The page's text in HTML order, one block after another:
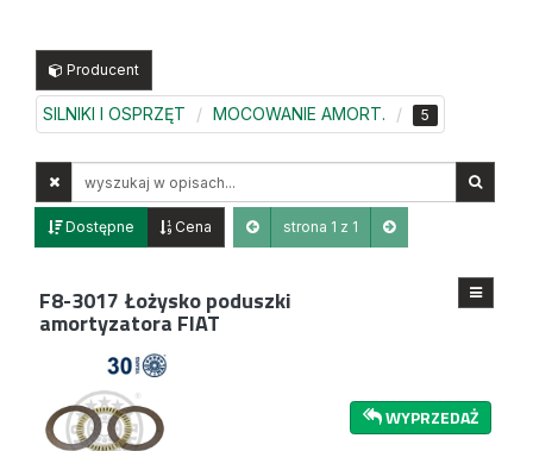
Producent
SILNIKI I OSPRZĘT MOCOWANIE AMORT. 5
opisach
Dostępne Cena strona 1 z 1
F8-3017 Łożysko poduszki
amortyzatora FIAT
WYPRZEDAŻ